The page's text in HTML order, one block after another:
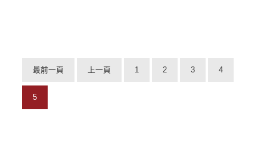
最前一頁 上一頁 1 2 3 4
5